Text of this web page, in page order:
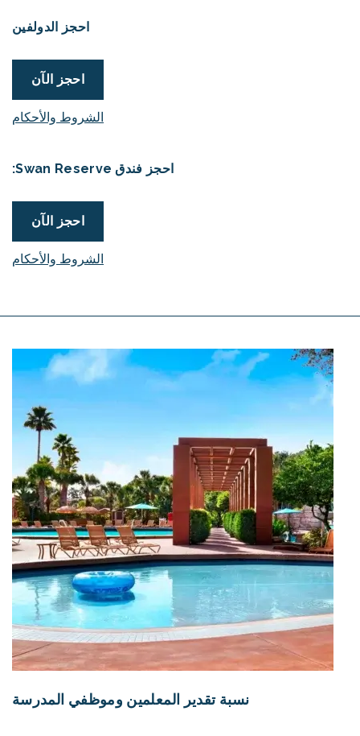
احجز الدولفين
احجز الآن
الشروط والأحكام
احجز فندق Swan Reserve:
احجز الآن
الشروط والأحكام
نسبة تقدير المعلمين وموظفي المدرسة